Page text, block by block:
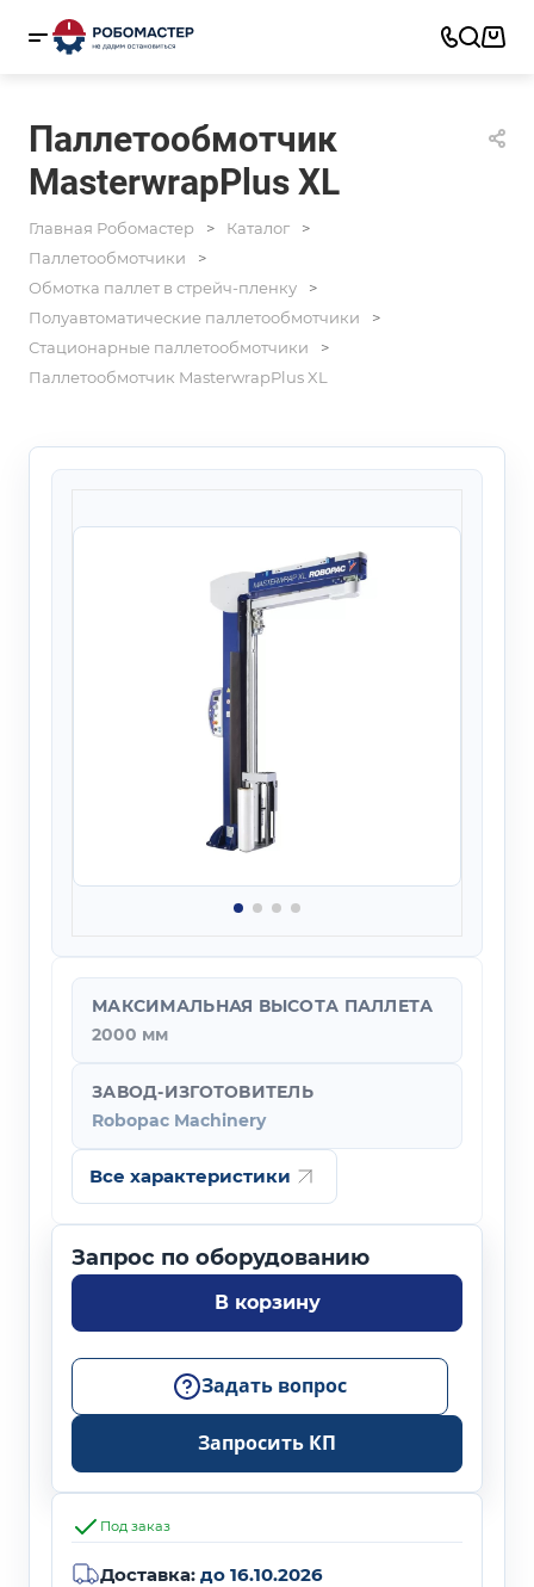
Паллетообмотчик
MasterwrapPlus XL
Главная Робомастер
Каталог
Паллетообмотчики
Обмотка паллет в стрейч-пленку
Полуавтоматические паллетообмотчики
Стационарные паллетообмотчики
Паллетообмотчик MasterwrapPlus XL
МАКСИМАЛЬНАЯ ВЫСОТА ПАЛЛЕТА
2000 мм
ЗАВОД-ИЗГОТОВИТЕЛЬ
Robopac Machinery
Все характеристики
В корзину
Задать вопрос
Запросить КП
Под заказ
Доставка: до 16.10.2026